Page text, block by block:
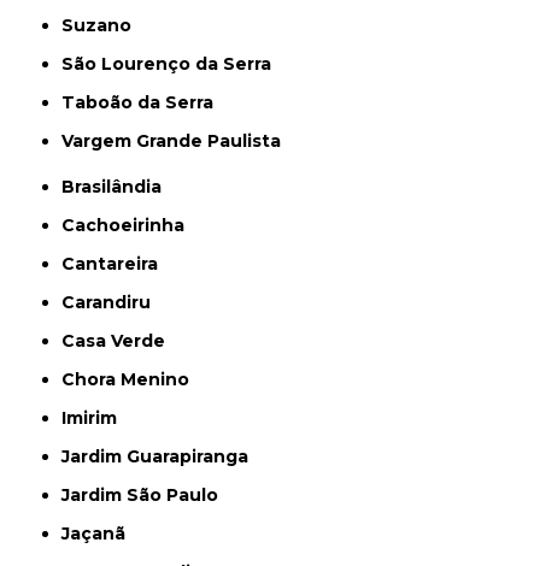
Suzano
São Lourenço da Serra
Taboão da Serra
Vargem Grande Paulista
Brasilândia
Cachoeirinha
Cantareira
Carandiru
Casa Verde
Chora Menino
Imirim
Jardim Guarapiranga
Jardim São Paulo
Jaçanã